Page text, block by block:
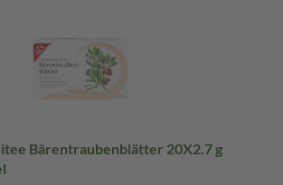
Bärentraubenblätter 20X2.7 g